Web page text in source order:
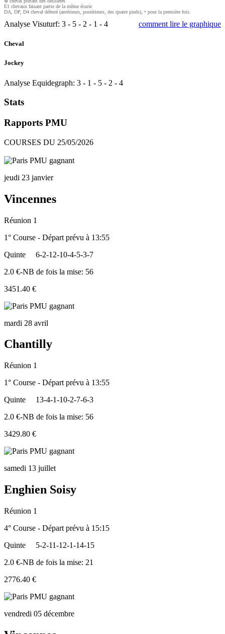
E1 chevaux faisant partie de la même écurie
DA, DP, D4 cheval déferré (antérieurs, postérieurs, des quatre pieds), • pour la première fois.
Analyse Visuturf: 3 - 5 - 2 - 1 - 4 comment lire le graphique
Cheval
Jockey
Analyse Equidegraph: 3 - 1 - 5 - 2 - 4
Stats
Rapports PMU
COURSES DU 25/05/2026
jeudi 23 janvier
Vincennes
Réunion 1
1° Course - Départ prévu à 13:55
Quinte
6-2-12-10-4-5-3-7
2.0 €-NB de fois la mise: 56
3451.40 €
mardi 28 avril
Chantilly
Réunion 1
1° Course - Départ prévu à 13:55
Quinte
13-4-1-10-2-7-6-3
2.0 €-NB de fois la mise: 56
3429.80 €
samedi 13 juillet
Enghien Soisy
Réunion 1
4° Course - Départ prévu à 15:15
Quinte
5-2-11-12-1-14-15
2.0 €-NB de fois la mise: 21
2776.40 €
vendredi 05 décembre